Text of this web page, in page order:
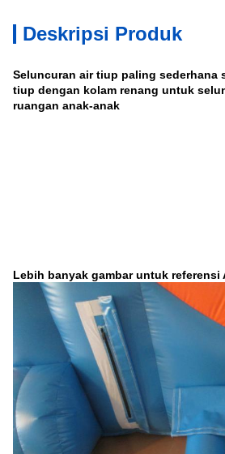
Deskripsi Produk
Seluncuran air tiup paling sederhana
tiup dengan kolam renang untuk
ruangan anak-anak
Lebih banyak gambar untuk referensi